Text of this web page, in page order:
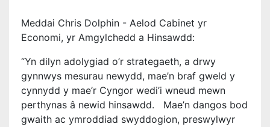
Meddai Chris Dolphin - Aelod Cabinet yr
Economi, yr Amgylchedd a Hinsawdd:
“Yn dilyn adolygiad o’r strategaeth, a drwy
gynnwys mesurau newydd, mae’n braf gweld y
cynnydd y mae’r Cyngor wedi’i wneud mewn
perthynas â newid hinsawdd. Mae’n dangos bod
gwaith ac ymroddiad swyddogion, preswylwyr